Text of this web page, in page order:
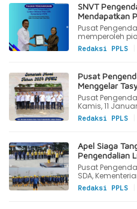
SNVT
Mendapatkan
Pusat
memperoleh
Redaksi PPLS
Pusat
Menggelar
Pusat
Kamis, 11
Redaksi PPLS
Apel Siaga
Pengendalian
Pusat
SDA,
Redaksi PPLS